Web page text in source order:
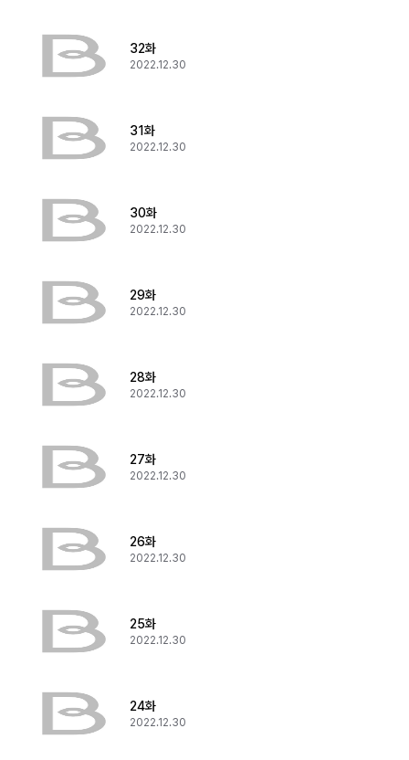
32화
2022.12.30
31화
2022.12.30
30화
2022.12.30
29화
2022.12.30
28화
2022.12.30
27화
2022.12.30
26화
2022.12.30
25화
2022.12.30
24화
2022.12.30